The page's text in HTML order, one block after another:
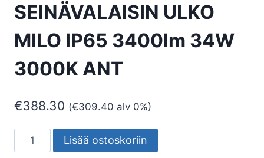
SEINÄVALAISIN ULKO
MILO IP65 3400lm 34W
3000K ANT
€388.30 (€309.40 alv 0%)
SEINÄVALAISIN
ULKO
Lisää ostoskoriin